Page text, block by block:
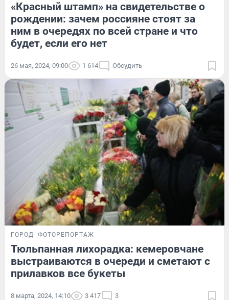
«Красный штамп» на свидетельстве о
рождении: зачем россияне стоят за
ним в очередях по всей стране и что
будет, если его нет
26 мая, 2024, 09:00 1 614 Обсудить
ГОРОД ФОТОРЕПОРТАЖ
Тюльпанная лихорадка: кемеровчане
выстраиваются в очереди и сметают с
прилавков все букеты
8 марта, 2024, 14:10 3 417 3